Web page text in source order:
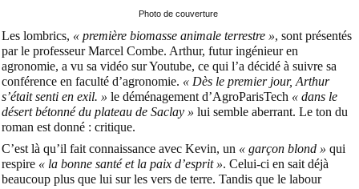
Photo de couverture
Les lombrics, « première biomasse animale terrestre », sont présentés
par le professeur Marcel Combe. Arthur, futur ingénieur en
agronomie, a vu sa vidéo sur Youtube, ce qui l’a décidé à suivre sa
conférence en faculté d’agronomie. « Dès le premier jour, Arthur
s’était senti en exil. » le déménagement d’AgroParisTech « dans le
désert bétonné du plateau de Saclay » lui semble aberrant. Le ton du
roman est donné : critique.
C’est là qu’il fait connaissance avec Kevin, un « garçon blond » qui
respire « la bonne santé et la paix d’esprit ». Celui-ci en sait déjà
beaucoup plus que lui sur les vers de terre. Tandis que le labour